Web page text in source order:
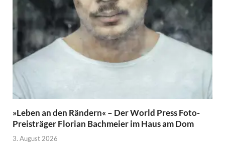
»Leben an den Rändern« – Der World Press Foto-
Preisträger Florian Bachmeier im Haus am Dom
3. August 2026